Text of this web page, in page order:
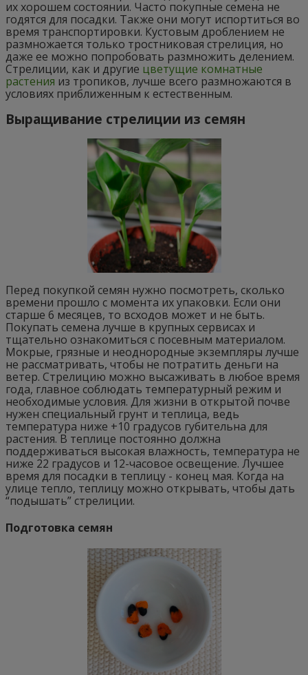
их хорошем состоянии. Часто покупные семена не
годятся для посадки. Также они могут испортиться во
время транспортировки. Кустовым дроблением не
размножается только тростниковая стрелиция, но
даже ее можно попробовать размножить делением.
Стрелиции, как и другие цветущие комнатные
растения из тропиков, лучше всего размножаются в
условиях приближенным к естественным.
Выращивание стрелиции из семян
Перед покупкой семян нужно посмотреть, сколько
времени прошло с момента их упаковки. Если они
старше 6 месяцев, то всходов может и не быть.
Покупать семена лучше в крупных сервисах и
тщательно ознакомиться с посевным материалом.
Мокрые, грязные и неоднородные экземпляры лучше
не рассматривать, чтобы не потратить деньги на
ветер. Стрелицию можно высаживать в любое время
года, главное соблюдать температурный режим и
необходимые условия. Для жизни в открытой почве
нужен специальный грунт и теплица, ведь
температура ниже +10 градусов губительна для
растения. В теплице постоянно должна
поддерживаться высокая влажность, температура не
ниже 22 градусов и 12-часовое освещение. Лучшее
время для посадки в теплицу - конец мая. Когда на
улице тепло, теплицу можно открывать, чтобы дать
“подышать” стрелиции.
Подготовка семян